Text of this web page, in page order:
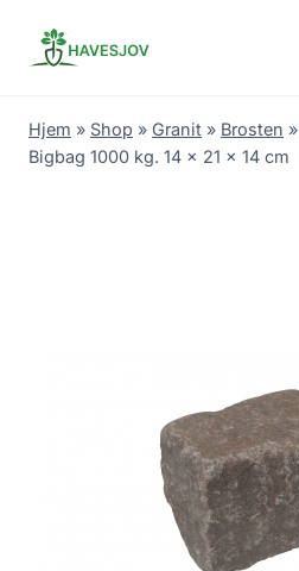
Hjem » Shop » Granit » Brosten »
Bigbag 1000 kg. 14 x 21 x 14 cm